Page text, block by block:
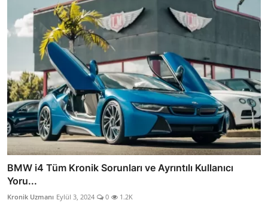
BMW i4 Tüm Kronik Sorunları ve Ayrıntılı Kullanıcı
Yoru...
Kronik Uzmanı Eylül 3, 2024 0 1.2K